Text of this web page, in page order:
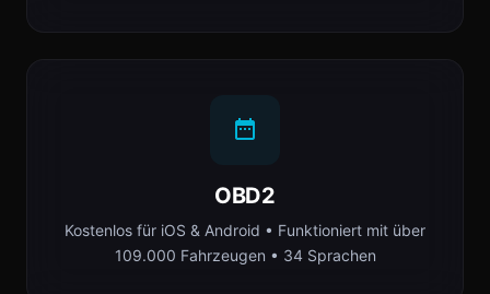
OBD2
Kostenlos für iOS & Android • Funktioniert mit über
109.000 Fahrzeugen • 34 Sprachen